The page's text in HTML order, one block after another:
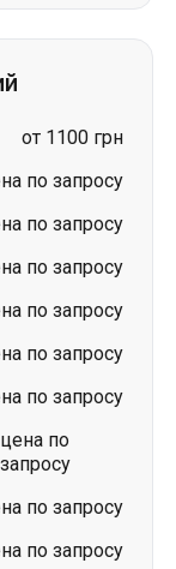
от 1100 грн
по запросу
по запросу
по запросу
по запросу
по запросу
по запросу
цена по
запросу
по запросу
по запросу